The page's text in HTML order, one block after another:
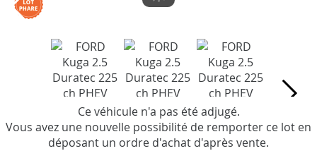
Ce véhicule n'a pas été adjugé.
Vous avez une nouvelle possibilité de remporter ce lot en
déposant un ordre d'achat d'après vente.